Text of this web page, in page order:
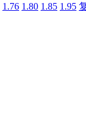
1.76 1.80 1.85 1.95